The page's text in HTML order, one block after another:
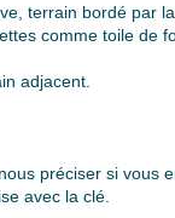
terrain bordé par
comme toile de
adjacent.
préciser si vous
avec la clé.